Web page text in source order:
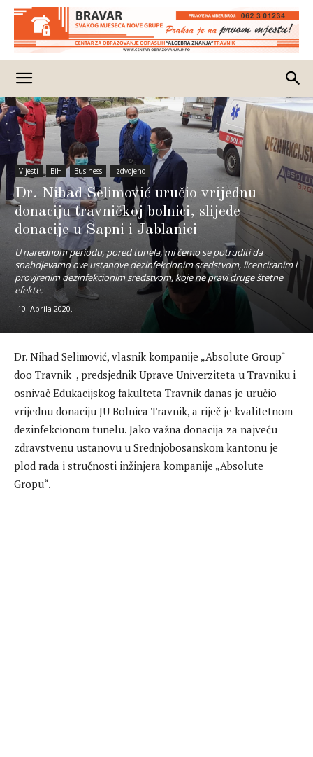
Vijesti BiH Business Izdvojeno
Dr. Nihad Selimović uručio vrijednu
donaciju travničkoj bolnici, slijede
donacije u Sapni i Jablanici
U narednom periodu, pored tunela, mi ćemo se potruditi da
snabdjevamo ove ustanove dezinfekcionim sredstvom, licenciranim i
provjrenim dezinfekcionim sredstvom, koje ne pravi druge štetne
efekte.
10. Aprila 2020.
Dr. Nihad Selimović, vlasnik kompanije „Absolute Group“
doo Travnik , predsjednik Uprave Univerziteta u Travniku i
osnivač Edukacijskog fakulteta Travnik danas je uručio
vrijednu donaciju JU Bolnica Travnik, a riječ je kvalitetnom
dezinfekcionom tunelu. Jako važna donacija za najveću
zdravstvenu ustanovu u Srednjobosanskom kantonu je
plod rada i stručnosti inžinjera kompanije „Absolute
Gropu“.